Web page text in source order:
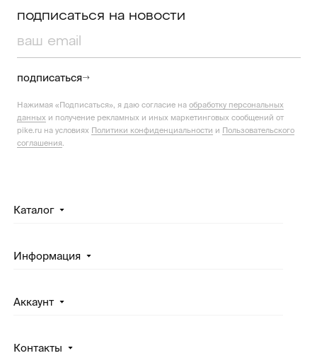
подписаться на новости
подписаться
Нажимая «Подписаться», я даю согласие на обработку персональных
данных и получение рекламных и иных маркетинговых сообщений от
pike.ru на условиях Политики конфиденциальности и Пользовательского
соглашения
Каталог
Информация
Аккаунт
Контакты